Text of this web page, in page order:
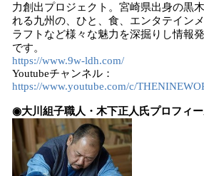
力創出プロジェクト。宮崎県出身の黒
れる九州の、ひと、食、エンタテイン
ラフトなど様々な魅力を深掘りし情報
です。
https://www.9w-ldh.com/
Youtubeチャンネル：
https://www.youtube.com/c/
◉大川組子職人・木下正人氏プロフィ